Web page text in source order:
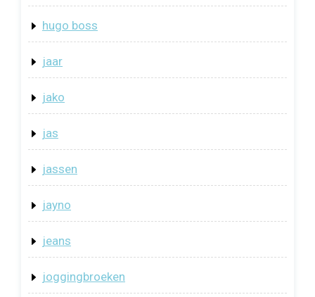
hugo boss
jaar
jako
jas
jassen
jayno
jeans
joggingbroeken